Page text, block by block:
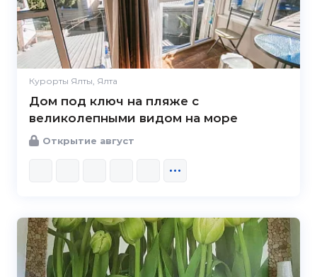
Курорты Ялты, Ялта
Дом под ключ на пляже с
великолепными видом на море
Открытие август